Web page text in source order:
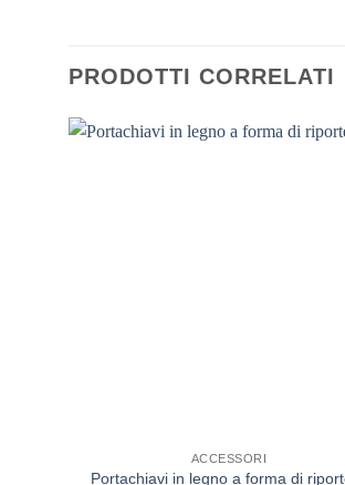
PRODOTTI CORRELATI
ACCESSORI
Portachiavi in legno a forma di